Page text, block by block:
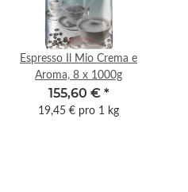
Espresso Il Mio Crema e
Aroma, 8 x 1000g
155,60 € *
19,45 € pro 1 kg